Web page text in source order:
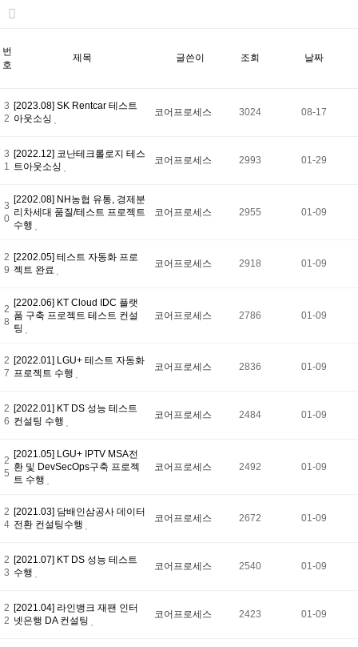
번
호
제목 글쓴이 조회 날짜
3
2
[2023.08] SK Rentcar 테스트
아웃소싱
코어프로세스 3024 08-17
3
1
[2022.12] 코난테크롤로지 테스
트아웃소싱
코어프로세스 2993 01-29
3
0
[2202.08] NH농협 유통, 경제분
리차세대 품질/테스트 프로젝트
수행
코어프로세스 2955 01-09
2
9
[2202.05] 테스트 자동화 프로
젝트 완료
코어프로세스 2918 01-09
2
8
[2202.06] KT Cloud IDC 플랫
폼 구축 프로젝트 테스트 컨설
팅
코어프로세스 2786 01-09
2
7
[2022.01] LGU+ 테스트 자동화
프로젝트 수행
코어프로세스 2836 01-09
2
6
[2022.01] KT DS 성능 테스트
컨설팅 수행
코어프로세스 2484 01-09
2
5
[2021.05] LGU+ IPTV MSA전
환 및 DevSecOps구축 프로젝
트 수행
코어프로세스 2492 01-09
2
4
[2021.03] 담배인삼공사 데이터
전환 컨설팅수행
코어프로세스 2672 01-09
2
3
[2021.07] KT DS 성능 테스트
수행
코어프로세스 2540 01-09
2
2
[2021.04] 라인뱅크 재팬 인터
넷은행 DA 컨설팅
코어프로세스 2423 01-09